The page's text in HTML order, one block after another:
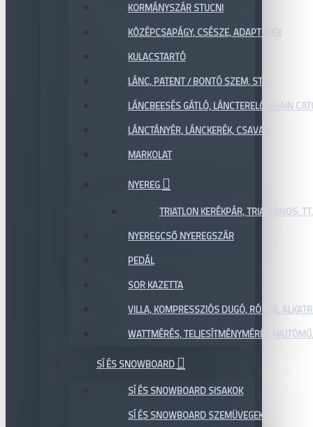
KORMÁNYSZÁR STUCNI
KÖZÉPCSAPÁGY, CSÉSZE, ADAPTEREK
KULACSTARTÓ
LÁNC, PATENT / BONTÓ SZEM, STB.
LÁNCBEESÉS GÁTLÓ, LÁNCTERELŐ CHAIN
LÁNCTÁNYÉR, LÁNCKERÉK, CSAVAR
MARKOLAT
NYEREG
TRIATLON KERÉKPÁR, TRIATLONOS,
NYEREGCSŐ NYEREGSZÁR
PEDÁL
SOR KAZETTA
VILLA, KOMPRESSZIÓS DUGÓ, RÓZSA,
WATTMÉRÉS, TELJESÍTMÉNYMÉRÉS
SÍ ÉS SNOWBOARD
SÍ ÉS SNOWBOARD SISAKOK
SÍ ÉS SNOWBOARD SZEMÜVEGEK